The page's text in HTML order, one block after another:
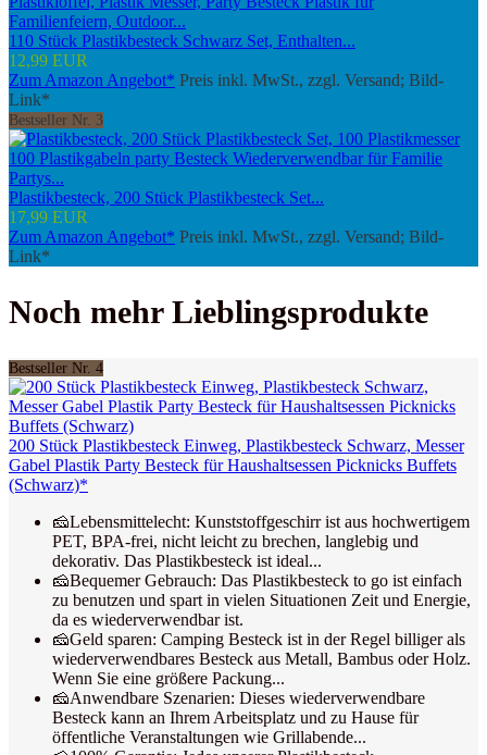
110 Stück Plastikbesteck Schwarz Set, Enthalten...
12,99 EUR
Zum Amazon Angebot* Preis inkl. MwSt., zzgl. Versand; Bild-
Link*
Bestseller Nr. 3
Plastikbesteck, 200 Stück Plastikbesteck Set...
17,99 EUR
Zum Amazon Angebot* Preis inkl. MwSt., zzgl. Versand; Bild-
Link*
Noch mehr Lieblingsprodukte
Bestseller Nr. 4
200 Stück Plastikbesteck Einweg, Plastikbesteck Schwarz, Messer
Gabel Plastik Party Besteck für Haushaltsessen Picknicks Buffets
(Schwarz)*
🧀Lebensmittelecht: Kunststoffgeschirr ist aus hochwertigem
PET, BPA-frei, nicht leicht zu brechen, langlebig und
dekorativ. Das Plastikbesteck ist ideal...
🧀Bequemer Gebrauch: Das Plastikbesteck to go ist einfach
zu benutzen und spart in vielen Situationen Zeit und Energie,
da es wiederverwendbar ist.
🧀Geld sparen: Camping Besteck ist in der Regel billiger als
wiederverwendbares Besteck aus Metall, Bambus oder Holz.
Wenn Sie eine größere Packung...
🧀Anwendbare Szenarien: Dieses wiederverwendbare
Besteck kann an Ihrem Arbeitsplatz und zu Hause für
öffentliche Veranstaltungen wie Grillabende...